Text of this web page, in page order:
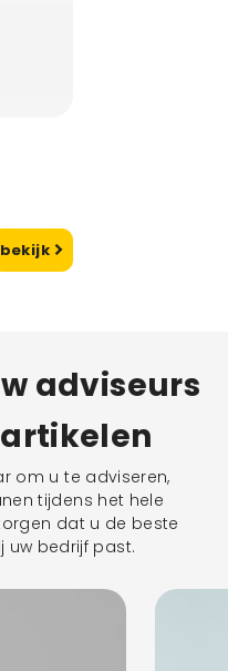
bekijk
adviseurs
om u te adviseren,
tijdens het hele
dat u de beste
uw bedrijf past.